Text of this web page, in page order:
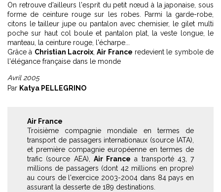
On retrouve d'ailleurs l'esprit du petit nœud à la japonaise, sous
forme de ceinture rouge sur les robes. Parmi la garde-robe,
citons le tailleur jupe ou pantalon avec chemisier, le gilet multi
poche sur haut col boule et pantalon plat, la veste longue, le
manteau, la ceinture rouge, l'écharpe...
Grâce à Christian Lacroix ,Air France redevient le symbole de
l'élégance française dans le monde
Avril 2005
Par Katya PELLEGRINO
Air France
Troisième compagnie mondiale en termes de
transport de passagers internationaux (source IATA),
et première compagnie européenne en termes de
trafic (source AEA), Air France a transporté 43, 7
millions de passagers (dont 42 millions en propre)
au cours de l'exercice 2003-2004 dans 84 pays en
assurant la desserte de 189 destinations.